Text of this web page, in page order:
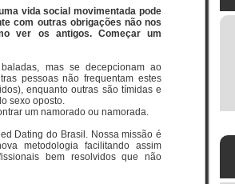
vida social movimentada pode
com outras obrigações não nos
ver os antigos. Começar um
mas se decepcionam ao
pessoas não frequentam estes
enquanto outras são tímidas e
sexo oposto.
um namorado ou namorada.
Dating do Brasil. Nossa missão é
metodologia facilitando assim
bem resolvidos que não